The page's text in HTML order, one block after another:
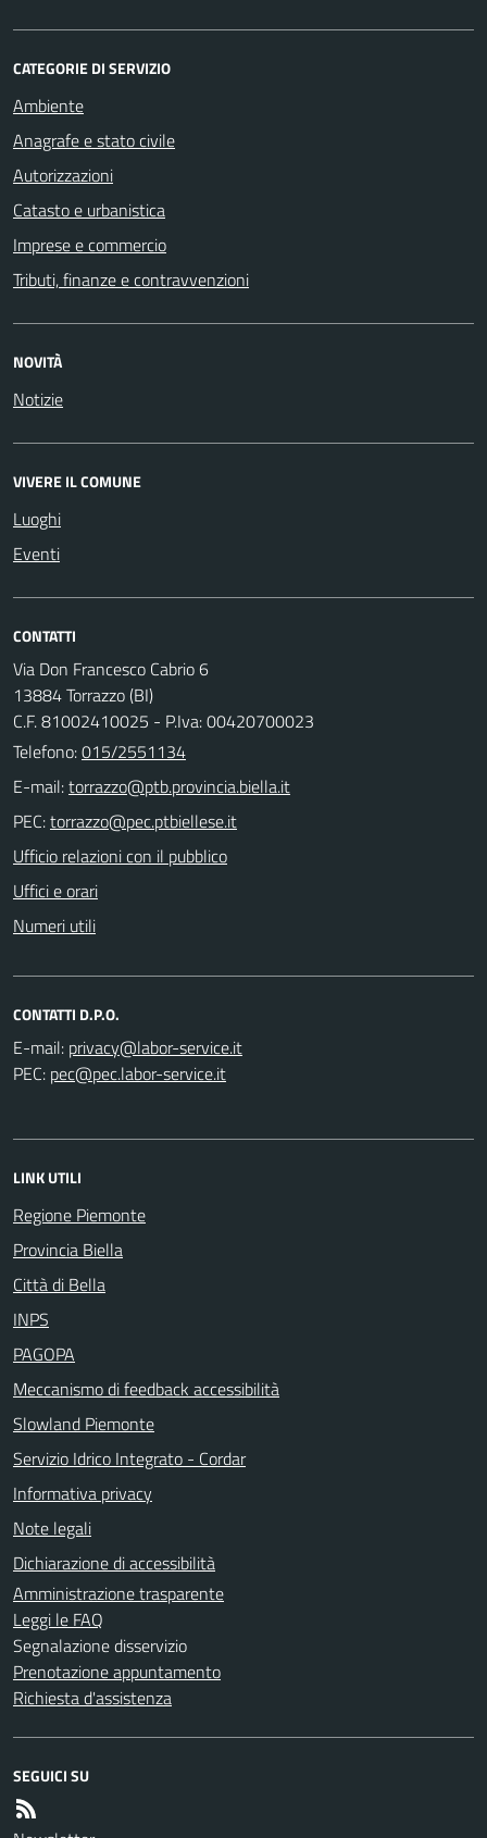
CATEGORIE DI SERVIZIO
Ambiente
Anagrafe e stato civile
Autorizzazioni
Catasto e urbanistica
Imprese e commercio
Tributi, finanze e contravvenzioni
NOVITÀ
Notizie
VIVERE IL COMUNE
Luoghi
Eventi
CONTATTI
Via Don Francesco Cabrio 6
13884 Torrazzo (BI)
C.F. 81002410025 - P.Iva: 00420700023
Telefono:015/2551134
E-mail:
PEC:
Ufficio relazioni con il pubblico
Uffici e orari
Numeri utili
CONTATTI D.P.O.
E-mail:
PEC:
LINK UTILI
Regione Piemonte
Provincia Biella
Città di Bella
INPS
PAGOPA
Meccanismo di feedback accessibilità
Slowland Piemonte
Servizio Idrico Integrato - Cordar
Informativa privacy
Note legali
Dichiarazione di accessibilità
Amministrazione trasparente
Leggi le FAQ
Segnalazione disservizio
Prenotazione appuntamento
Richiesta d'assistenza
SEGUICI SU